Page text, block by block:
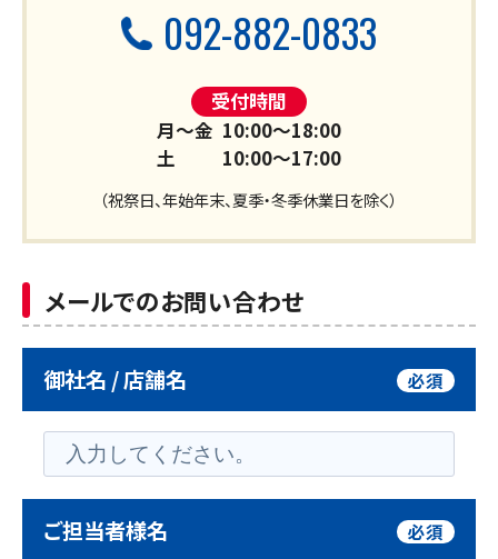
092-882-0833
受付時間
月～金 10:00～18:00
土
10:00～17:00
（祝祭日、年始年末、夏季・冬季休業日を除く）
メールでのお問い合わせ
御社名 / 店舗名 必須
ご担当者様名 必須